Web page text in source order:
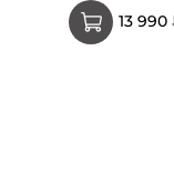
13 990